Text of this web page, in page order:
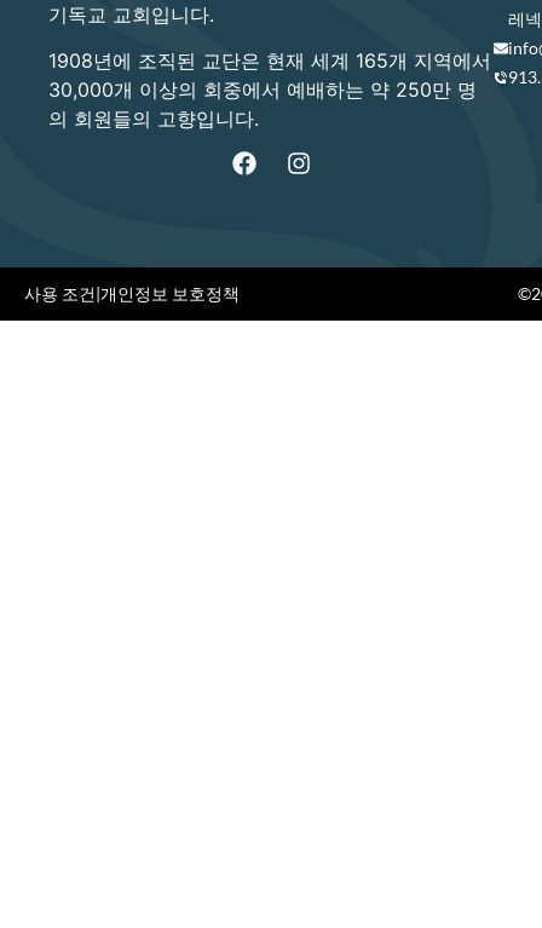
기독교 교회입니다.
1908년에 조직된 교단은 현재 세계 165개 지역에서
30,000개 이상의 회중에서 예배하는 약 250만 명
의 회원들의 고향입니다.
레
사용 조건|개인정보 보호정책